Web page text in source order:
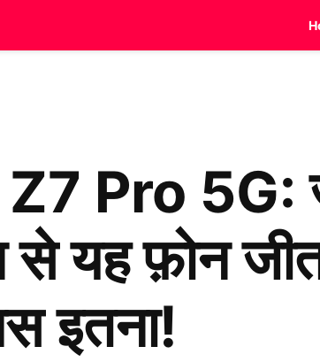
Pro 5G:
यह फ़ोन जीत
इतना!